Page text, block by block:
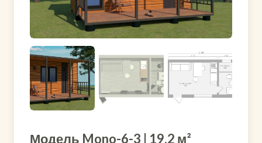
Модель Mono-6-3 | 19.2 м²